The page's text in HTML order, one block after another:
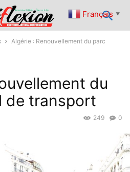
Algérie : Renouvellement du parc
du
de transport
0
249
Français ▼